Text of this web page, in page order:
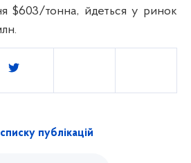
$603/тонна, йдеться у ринок
публікацій